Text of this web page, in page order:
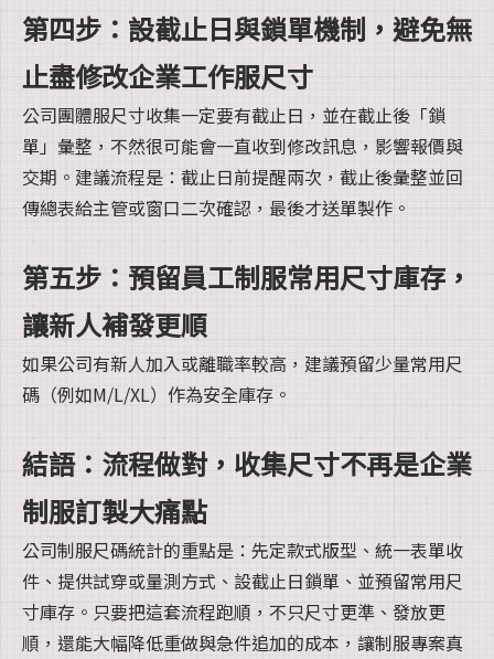
第四步：設截止日與鎖單機制，避免無
止盡修改企業工作服尺寸
公司團體服尺寸收集一定要有截止日，並在截止後「鎖
單」彙整，不然很可能會一直收到修改訊息，影響報價與
交期。建議流程是：截止日前提醒兩次，截止後彙整並回
傳總表給主管或窗口二次確認，最後才送單製作。
第五步：預留員工制服常用尺寸庫存，
讓新人補發更順
如果公司有新人加入或離職率較高，建議預留少量常用尺
碼（例如M/L/XL）作為安全庫存。
結語：流程做對，收集尺寸不再是企業
制服訂製大痛點
公司制服尺碼統計的重點是：先定款式版型、統一表單收
件、提供試穿或量測方式、設截止日鎖單、並預留常用尺
寸庫存。只要把這套流程跑順，不只尺寸更準、發放更
順，還能大幅降低重做與急件追加的成本，讓制服專案真